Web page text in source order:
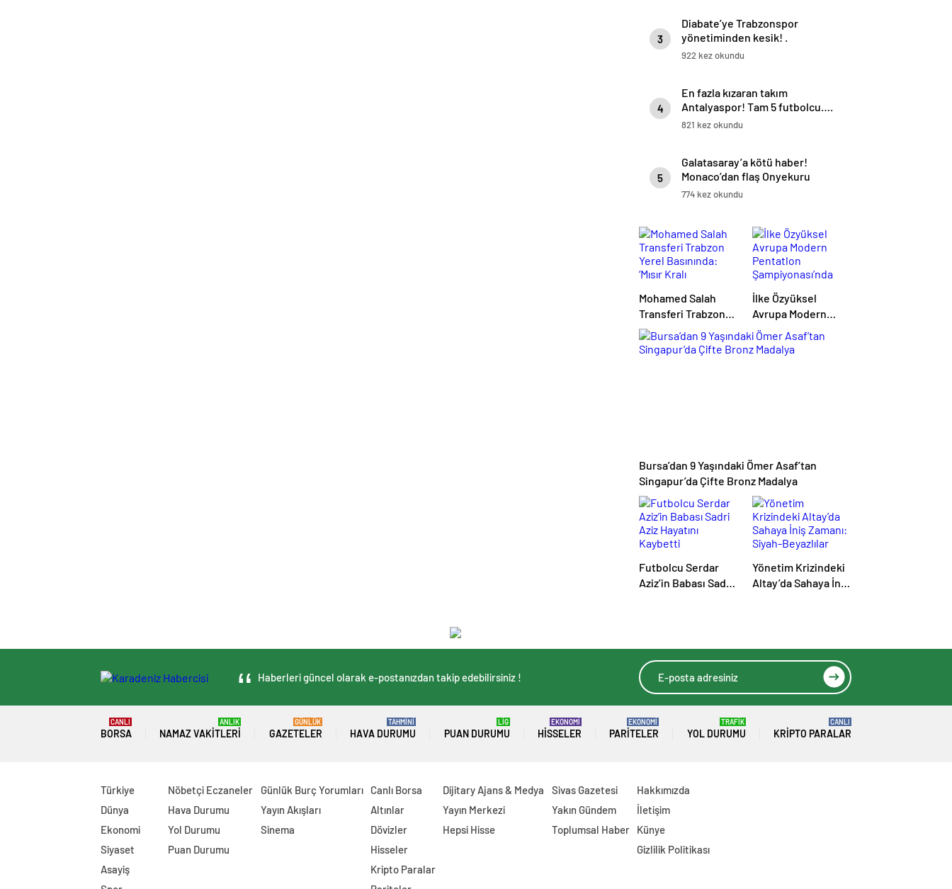
3
Diabate’ye Trabzonspor
yönetiminden kesik! .
922 kez okundu
4
En fazla kızaran takım
Antalyaspor! Tam 5 futbolcu….
821 kez okundu
5
Galatasaray’a kötü haber!
Monaco’dan flaş Onyekuru
kararı.
774 kez okundu
Mohamed Salah
Transferi Trabzon
Yerel Basınında:
‘Mısır Kralı
Trabzon’da’
İlke Özyüksel
Avrupa Modern
Pentatlon
Şampiyonası’nda
Finale Yükseldi
Bursa’dan 9 Yaşındaki Ömer Asaf’tan
Singapur’da Çifte Bronz Madalya
Futbolcu Serdar
Aziz’in Babası Sadri
Yönetim Krizindeki
Altay’da Sahaya İniş
Haberleri güncel olarak e-postanızdan takip edebilirsiniz !
BORSA
CANLI
NAMAZ VAKITLERI
ANLIK
GAZETELER
GÜNLÜK
HAVA DURUMU
TAHMİNİ
PUAN DURUMU
LİG
HISSELER
EKONOMİ
PARITELER
EKONOMİ
YOL DURUMU
TRAFİK
KRIPTO PARALAR
CANLI
Türkiye
Dünya
Ekonomi
Siyaset
Asayiş
Nöbetçi Eczaneler
Hava Durumu
Yol Durumu
Puan Durumu
Günlük Burç Yorumları
Yayın Akışları
Sinema
Canlı Borsa
Altınlar
Dövizler
Hisseler
Kripto Paralar
Dijitary Ajans & Medya
Yayın Merkezi
Hepsi Hisse
Sivas Gazetesi
Yakın Gündem
Toplumsal Haber
Hakkımızda
İletişim
Künye
Gizlilik Politikası